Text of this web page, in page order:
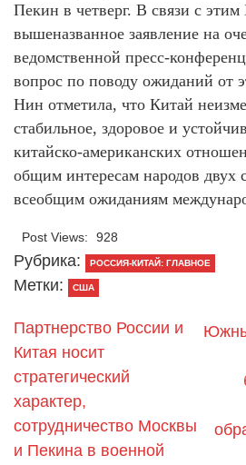
Пекин в четверг. В связи с
вышеназванное заявление на
ведомственной пресс-
вопрос по поводу ожиданий от
Нин отметила, что Китай
стабильное, здоровое и
китайско-американских
общим интересам народов двух
всеобщим ожиданиям
Post Views: 928
Рубрика: РОССИЯ-КИТАЙ: ГЛАВНОЕ
Метки: США
Партнерство России и
Китая носит
стратегический
характер,
сотрудничество Москвы
и Пекина в военной